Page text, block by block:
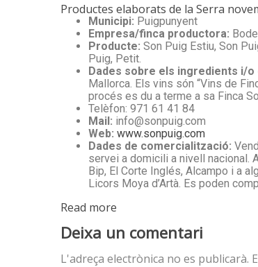
Productes elaborats de la Serra
Municipi: Puigpunyent
Empresa/finca productora:
Producte: Son Puig Estiu, Son
Puig, Petit.
Dades sobre els ingredients i/o
Mallorca. Els vins són “Vins de
procés es du a terme a sa Finca
Telèfon: 971 61 41 84
Mail: info@sonpuig.com
Web: www.sonpuig.com
Dades de comercialització:
servei a domicili a nivell nacional.
Bip, El Corte Inglés, Alcampo i a
Licors Moya d’Artà. Es poden
Read more
Deixa un comentari
L'adreça electrònica no es publicarà.